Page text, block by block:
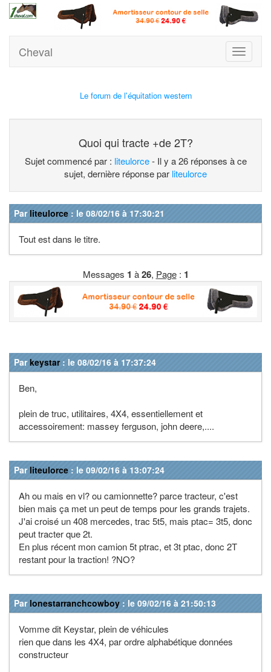
Toggle
Cheval
Le forum de l'équitation western
Quoi qui tracte +de 2T?
Sujet commencé par : liteulorce- Il y a 26 réponses à ce
sujet, dernière réponse par liteulorce
Par liteulorce : le 08/02/16 à 17:30:21
Tout est dans le titre.
Messages 1 à26, Page: 1
Parkeystar: le 08/02/16 à 17:37:24
Ben,
plein de truc, utilitaires, 4X4, essentiellement et
accessoirement: massey ferguson, john deere,....
Par liteulorce : le 09/02/16 à 13:07:24
Ah ou mais en vl? ou camionnette? parce tracteur, c'est
bien mais ça met un peut de temps pour les grands trajets.
J'ai croisé un 408 mercedes, trac 5t5, mais ptac= 3t5, donc
peut tracter que 2t.
En plus récent mon camion 5t ptrac, et 3t ptac, donc 2T
restant pour la traction! ?NO?
Par lonestarranchcowboy : le 09/02/16 à 21:50:13
Vomme dit Keystar, plein de véhicules
rien que dans les 4X4, par ordre alphabétique données
constructeur